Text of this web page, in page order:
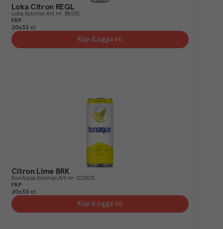
Loka Citron REGL
Loka Kolonial Art.nr. 186135
FRP
20x33 cl
Köp (Logga in)
Citron Lime BRK
BonAqua Kolonial Art.nr. 122505
FRP
20x33 cl
Köp (Logga in)